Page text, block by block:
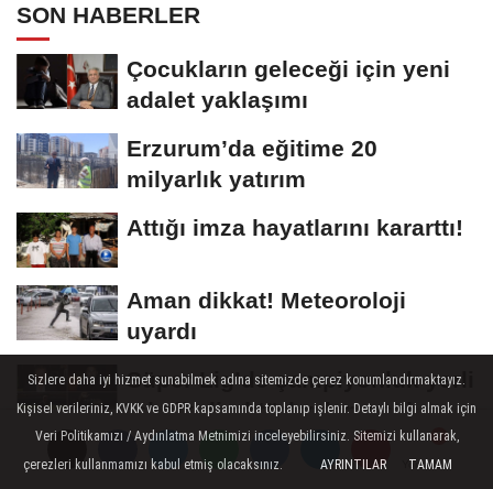
Yorumlar
Yorumlar
SON HABERLER
Çocukların geleceği için yeni
adalet yaklaşımı
Erzurum’da eğitime 20
milyarlık yatırım
Attığı imza hayatlarını kararttı!
Aman dikkat! Meteoroloji
uyardı
Süper Lig’de şampiyonluk yerli
teknik direktörlerden geçiyor
Erzurum’da mutfak stresi iş
Sizlere daha iyi hizmet sunabilmek adına sitemizde çerez konumlandırmaktayız.
Kişisel verileriniz, KVKK ve GDPR kapsamında toplanıp işlenir. Detaylı bilgi almak için
Veri Politikamızı / Aydınlatma Metnimizi inceleyebilirsiniz. Sitemizi kullanarak,
çerezleri kullanmamızı kabul etmiş olacaksınız.
AYRINTILAR TAMAM